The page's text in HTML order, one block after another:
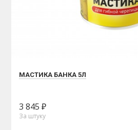
МАСТИКА БАНКА 5Л
3 845 ₽
За штуку